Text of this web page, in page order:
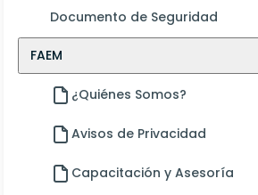
Documento de Seguridad
FAEM
¿Quiénes Somos?
Avisos de Privacidad
Capacitación y Asesoría